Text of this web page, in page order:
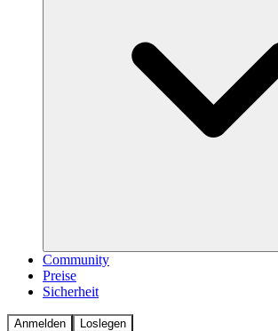
Community
Preise
Sicherheit
Anmelden Loslegen